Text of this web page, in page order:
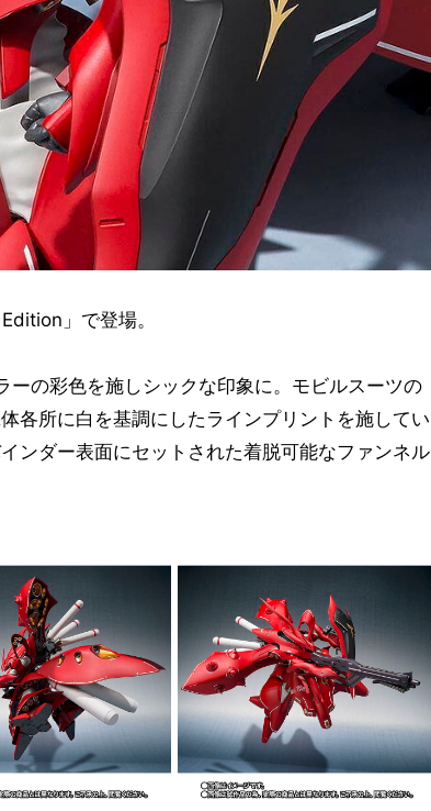
」で登場。
の彩色を施しシックな印象に。モビルスーツの
各所に白を基調にしたラインプリントを施してい
ンダー表面にセットされた着脱可能なファンネル